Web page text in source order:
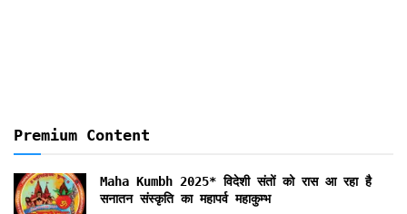
Premium Content
Maha Kumbh 2025* विदेशी संतों को रास आ रहा है
सनातन संस्कृति का महापर्व महाकुम्भ